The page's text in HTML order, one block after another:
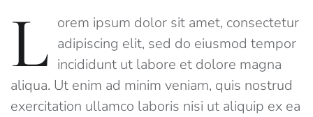
L orem ipsum dolor sit amet, consectetur
adipiscing elit, sed do eiusmod tempor
incididunt ut labore et dolore magna
aliqua. Ut enim ad minim veniam, quis nostrud
exercitation ullamco laboris nisi ut aliquip ex ea